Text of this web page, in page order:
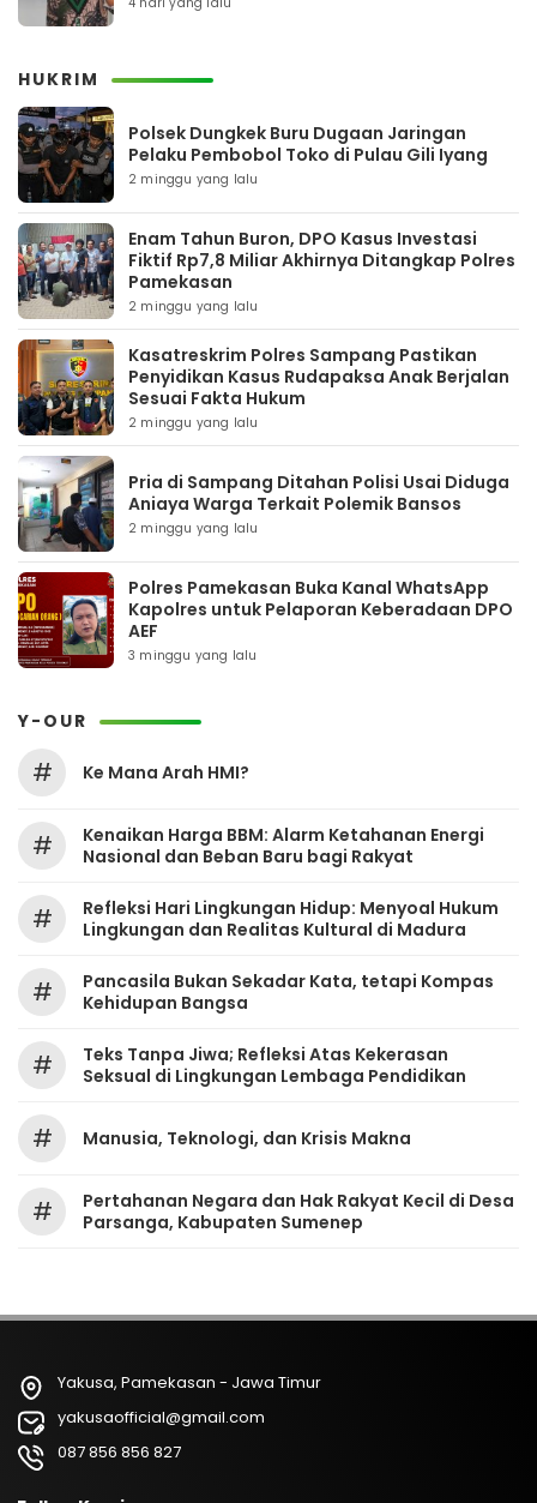
HUKRIM
Polsek Dungkek Buru Dugaan Jaringan
Pelaku Pembobol Toko di Pulau Gili Iyang
2 minggu yang lalu
Enam Tahun Buron, DPO Kasus Investasi
Fiktif Rp7,8 Miliar Akhirnya Ditangkap Polres
Pamekasan
2 minggu yang lalu
Kasatreskrim Polres Sampang Pastikan
Penyidikan Kasus Rudapaksa Anak Berjalan
Sesuai Fakta Hukum
2 minggu yang lalu
Pria di Sampang Ditahan Polisi Usai Diduga
Aniaya Warga Terkait Polemik Bansos
2 minggu yang lalu
Polres Pamekasan Buka Kanal WhatsApp
Kapolres untuk Pelaporan Keberadaan DPO
AEF
3 minggu yang lalu
Y-OUR
# Ke Mana Arah HMI?
#
Kenaikan Harga BBM: Alarm Ketahanan Energi
Nasional dan Beban Baru bagi Rakyat
#
Refleksi Hari Lingkungan Hidup: Menyoal Hukum
Lingkungan dan Realitas Kultural di Madura
#
Pancasila Bukan Sekadar Kata, tetapi Kompas
Kehidupan Bangsa
#
Teks Tanpa Jiwa; Refleksi Atas Kekerasan
Seksual di Lingkungan Lembaga Pendidikan
# Manusia, Teknologi, dan Krisis Makna
#
Pertahanan Negara dan Hak Rakyat Kecil di Desa
Parsanga, Kabupaten Sumenep
Yakusa, Pamekasan - Jawa Timur
yakusaofficial@gmail.com
087 856 856 827